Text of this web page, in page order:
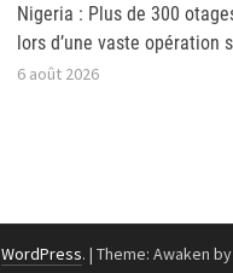
Nigeria : Plus de 300
lors d’une vaste opération
6 août 2026
WordPress. | Theme: Awaken by